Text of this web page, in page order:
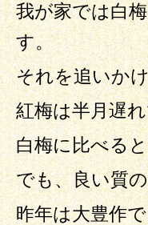
我が家では白
す。
それを追いか
紅梅は半月遅
白梅に比べる
でも、良い質
昨年は大豊作